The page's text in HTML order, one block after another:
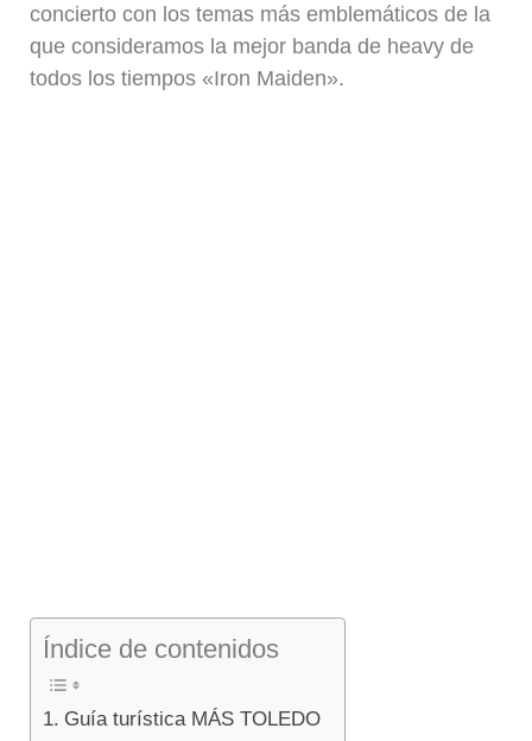
concierto con los temas más emblemáticos de la
que consideramos la mejor banda de heavy de
todos los tiempos «Iron Maiden».
Índice de contenidos
Guía turística MÁS TOLEDO